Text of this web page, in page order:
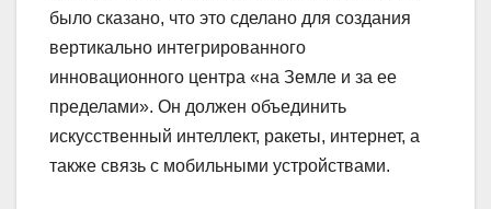
было сказано, что это сделано для создания
вертикально интегрированного
инновационного центра «на Земле и за ее
пределами». Он должен объединить
искусственный интеллект, ракеты, интернет, а
также связь с мобильными устройствами.